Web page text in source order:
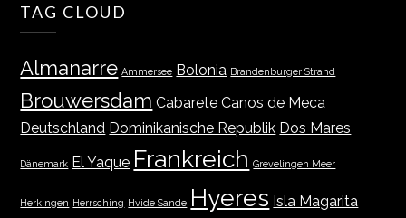
TAG CLOUD
Almanarre Ammersee Bolonia Brandenburger Strand
Brouwersdam Cabarete Canos de Meca
Deutschland Dominikanische Republik Dos Mares
Dänemark El Yaque Frankreich Grevelingen Meer
Herkingen Herrsching Hvide Sande Hyeres Isla Magarita